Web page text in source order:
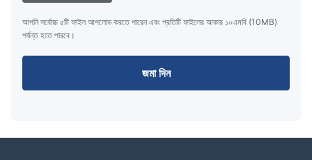
আপনি সর্বোচ্চ ৫টি ফাইল আপলোড করতে পারেন এবং প্রতিটি ফাইলের আকার ১০এমবি (10MB)
পর্যন্ত হতে পারবে।
জমা দিন